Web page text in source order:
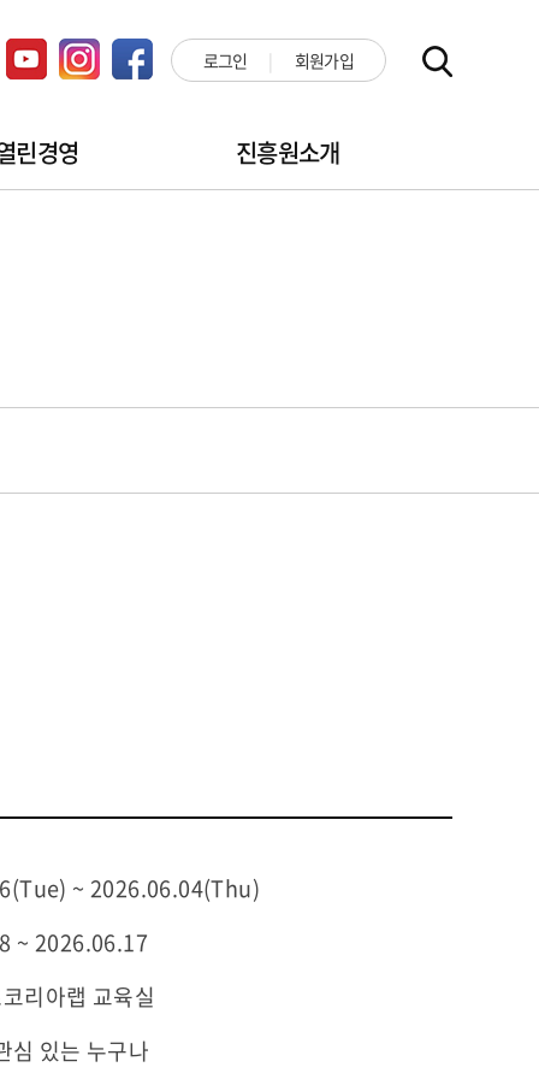
로그인 회원가입
린경영 진흥원소개
~ 2026.06.04(Thu)
~ 2026.06.17
리아랩 교육실
심 있는 누구나